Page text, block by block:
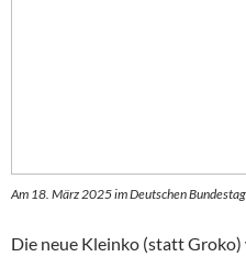
Am 18. März 2025 im Deutschen Bundestag
Die neue Kleinko (statt